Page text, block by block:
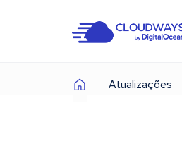
Atualizações